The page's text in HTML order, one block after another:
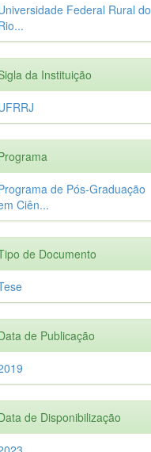
Federal Rural do
da Instituição
de Pós-Graduação
Ciên...
de Documento
de Publicação
de Disponibilização